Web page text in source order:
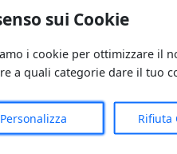
sui Cookie
i cookie per ottimizzare il
a quali categorie dare il tuo
Personalizza Rifiuta